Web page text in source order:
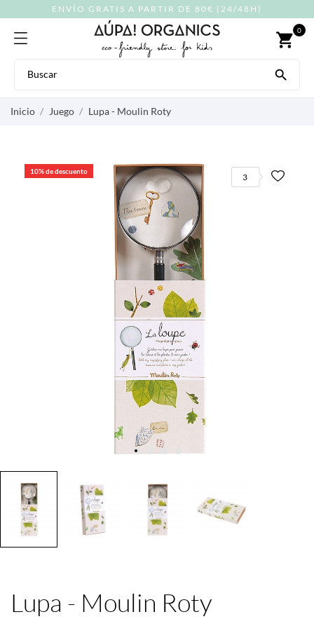
ENVÍO GRATIS A PARTIR DE 80€ (24/48H)
shopping_cart 0

Inicio Juego Lupa - Moulin Roty
10% de descuento
3
Lupa - Moulin Roty